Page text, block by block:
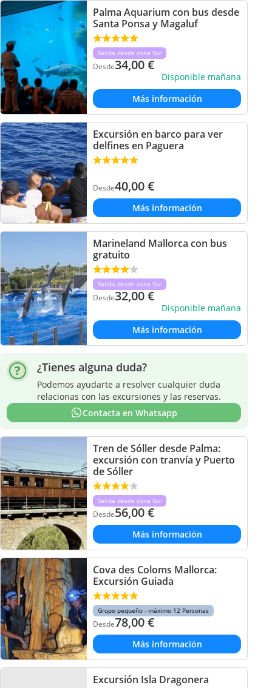
Palma Aquarium con bus desde
Santa Ponsa y Magaluf
Salida desde zona Sur
Desde34,00€
Disponible mañana
Más información
Excursión en barco para ver
delfines en Paguera
Desde40,00€
Más información
Marineland Mallorca con bus
gratuito
Salida desde zona Sur
Desde32,00€
Disponible mañana
Más información
¿Tienes alguna duda?
Podemos ayudarte a resolver cualquier duda
relacionas con las excursiones y las reservas.
Contacta en Whatsapp
Tren de Sóller desde Palma:
excursión con tranvía y Puerto
de Sóller
Salida desde zona Sur
Desde56,00€
Más información
Cova des Coloms Mallorca:
Excursión Guiada
Grupo pequeño - máximo 12 Personas
Desde78,00€
Más información
Excursión Isla Dragonera